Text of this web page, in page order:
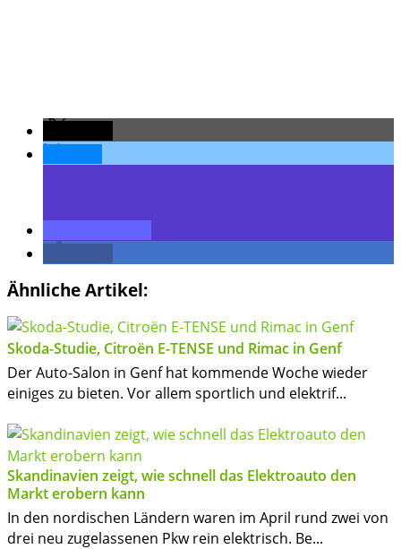
Ähnliche Artikel:
Skoda-Studie, Citroën E-TENSE und Rimac in Genf
Der Auto-Salon in Genf hat kommende Woche wieder
einiges zu bieten. Vor allem sportlich und elektrif...
Skandinavien zeigt, wie schnell das Elektroauto den
Markt erobern kann
In den nordischen Ländern waren im April rund zwei von
drei neu zugelassenen Pkw rein elektrisch. Be...